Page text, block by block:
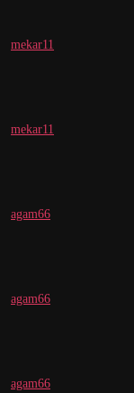
mekar11
mekar11
agam66
agam66
agam66